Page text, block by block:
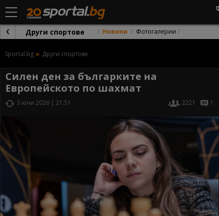
Други спортове Новини Фотогалерии
Sportal.bg Други спортове
Силен ден за българките на
Европейското по шахмат
3 юни 2026 | 21:51 2221 1